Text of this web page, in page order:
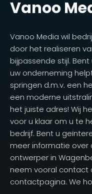
Vanoo
Vanoo Media wil
door het realiseren
bijpassende stijl.
uw onderneming
springen d.m.v. een
een moderne
het juiste adres! Wij
voor u klaar om u te
bedrijf. Bent u
meer informatie over
ontwerper in
neem vooral contact
contactpagina. We